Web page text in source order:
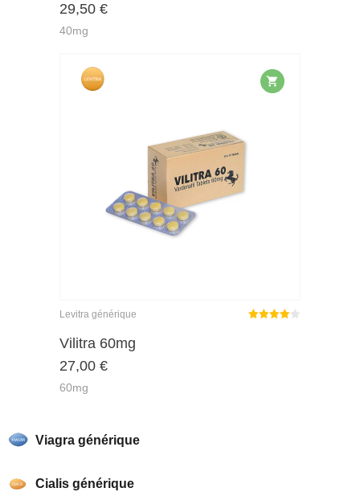
Viagra générique
Cialis générique
29,50 €
40mg
Levitra générique
Vilitra 60mg
27,00 €
60mg